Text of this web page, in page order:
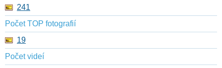
241
Počet TOP fotografií
19
Počet videí